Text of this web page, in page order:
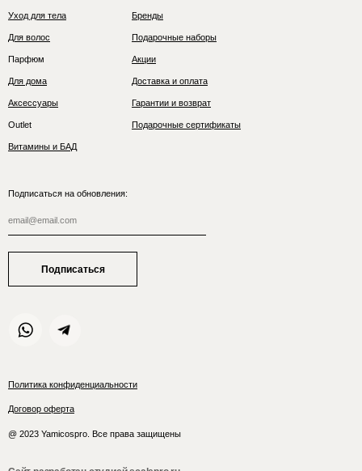
Политика конфиденциальности
Договор оферта
@ 2023 Yamicospro. Все права защищены
Уход для тела
Для волос
Парфюм
Для дома
Аксессуары
Outlet
Витамины и БАД
Бренды
Подарочные наборы
Акции
Доставка и оплата
Гарантии и возврат
Подарочные сертификаты
Подписаться на обновления:
Подписаться